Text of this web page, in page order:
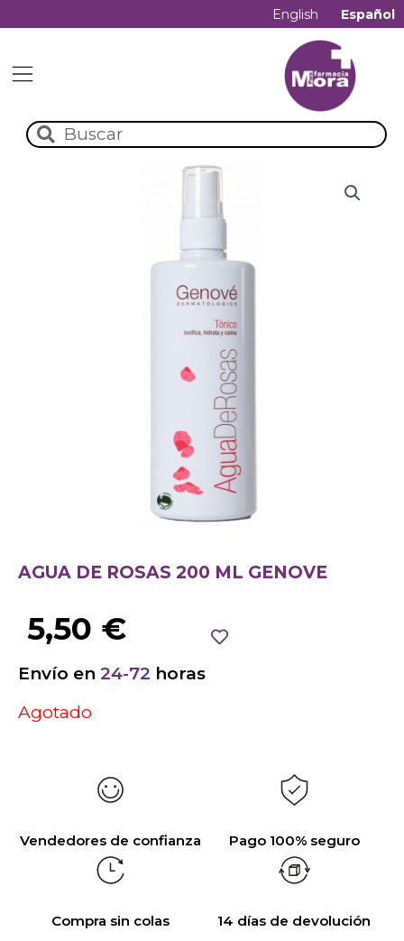
English Español
AGUA DE ROSAS 200 ML GENOVE
5,50 €
Envío en 24-72 horas
Agotado
Vendedores de confianza Pago 100% seguro
Compra sin colas 14 días de devolución